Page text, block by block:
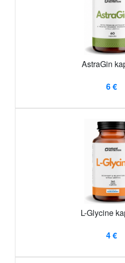
AstraGin
6 €
L-Glycine
4 €